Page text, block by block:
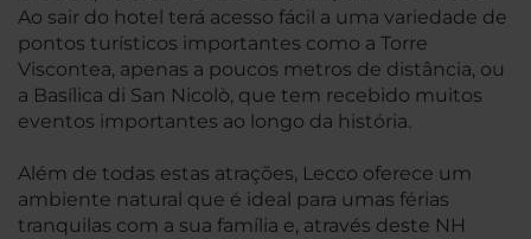
Ao sair do hotel terá acesso fácil a uma variedade de
pontos turísticos importantes como a Torre
Viscontea, apenas a poucos metros de distância, ou
a Basílica di San Nicolò, que tem recebido muitos
eventos importantes ao longo da história.
Além de todas estas atrações, Lecco oferece um
ambiente natural que é ideal para umas férias
tranquilas com a sua família e, através deste NH